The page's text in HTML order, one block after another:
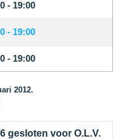
- 19:00
- 19:00
- 19:00
2012.
gesloten voor O.L.V.